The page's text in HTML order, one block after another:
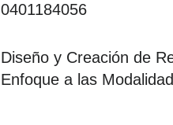
0401184056
Diseño y Creación de
Enfoque a las